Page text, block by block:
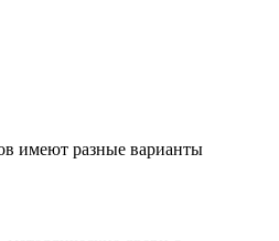
имеют разные варианты